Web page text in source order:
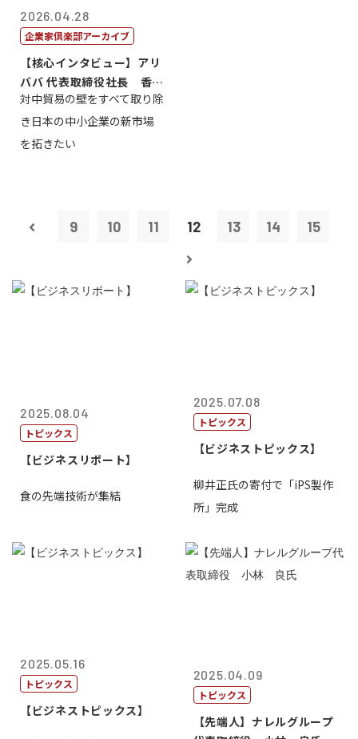
2026.04.28
企業家倶楽部アーカイブ
【核心インタビュー】アリ
ババ 代表取締役社長 香
山 誠
対中貿易の壁をすべて取り除
き日本の中小企業の新市場
を拓きたい
9 10 11 12 13 14 15
2025.08.04
トピックス
【ビジネスリポート】
食の先端技術が集結
2025.07.08
トピックス
【ビジネストピックス】
柳井正氏の寄付で「iPS製作
所」完成
2025.05.16
トピックス
【ビジネストピックス】
2025.04.09
トピックス
【先端人】ナレルグループ